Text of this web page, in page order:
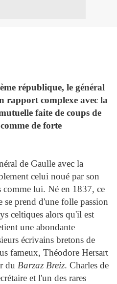
république, le général
rapport complexe avec la
faite de coups de
de forte
de Gaulle avec la
celui noué par son
comme lui. Né en 1837, ce
se prend d'une folle passion
celtiques alors qu'il est
une abondante
écrivains bretons de
fameux, Théodore Hersart
du Barzaz Breiz. Charles de
et l'un des rares